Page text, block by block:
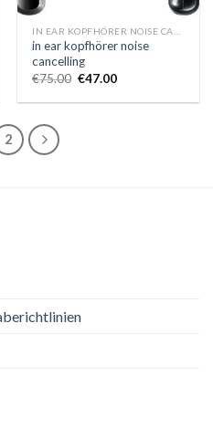
in ear kopfhörer noise
cancelling
€75.00 €47.00
2